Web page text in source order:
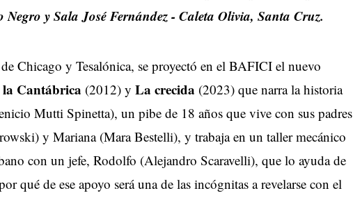
y Sala José Fernández - Caleta Olivia, Santa Cruz.
Chicago y Tesalónica, se proyectó en el BAFICI el nuevo
Cantábrica (2012) y La crecida (2023) que narra la historia
Mutti Spinetta), un pibe de 18 años que vive con sus padres
y Mariana (Mara Bestelli), y trabaja en un taller mecánico
con un jefe, Rodolfo (Alejandro Scaravelli), que lo ayuda de
qué de ese apoyo será una de las incógnitas a revelarse con el